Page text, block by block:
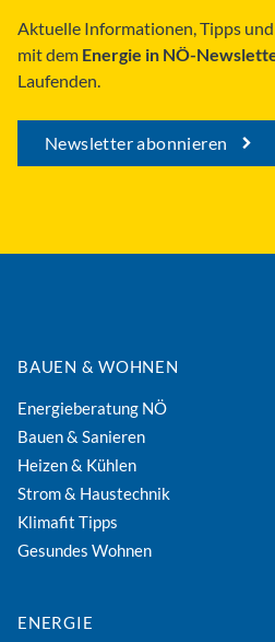
Aktuelle Informationen, Tipps
mit dem Energie in NÖ-
Laufenden.
Newsletter abonnieren
BAUEN & WOHNEN
Energieberatung NÖ
Bauen & Sanieren
Heizen & Kühlen
Strom & Haustechnik
Klimafit Tipps
Gesundes Wohnen
ENERGIE